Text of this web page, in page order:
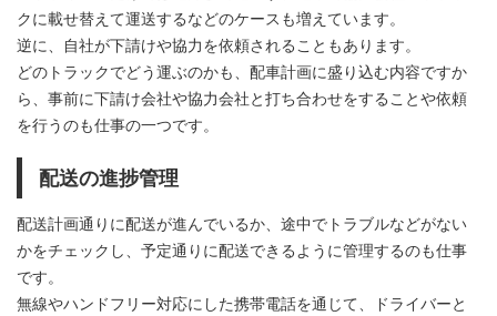
クに載せ替えて運送するなどのケースも増えています。
逆に、自社が下請けや協力を依頼されることもあります。
どのトラックでどう運ぶのかも、配車計画に盛り込む内容ですか
ら、事前に下請け会社や協力会社と打ち合わせをすることや依頼
を行うのも仕事の一つです。
配送の進捗管理
配送計画通りに配送が進んでいるか、途中でトラブルなどがない
かをチェックし、予定通りに配送できるように管理するのも仕事
です。
無線やハンドフリー対応にした携帯電話を通じて、ドライバーと